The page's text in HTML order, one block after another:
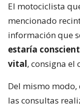
El motociclista
mencionado
información que
estaría
vital, consigna el
Del mismo
las consultas